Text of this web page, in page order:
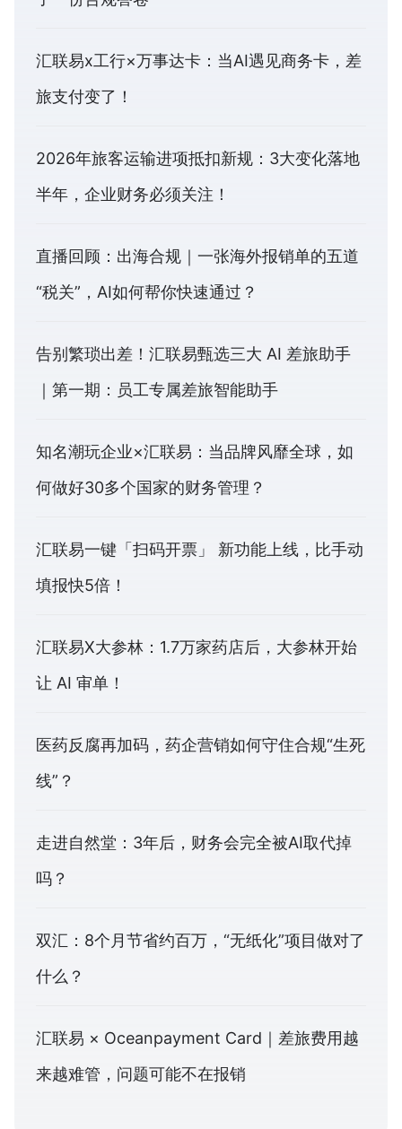
汇联易x工行×万事达卡：当AI遇见商务卡，差
旅支付变了！
2026年旅客运输进项抵扣新规：3大变化落地
半年，企业财务必须关注！
直播回顾：出海合规｜一张海外报销单的五道
“税关”，AI如何帮你快速通过？
告别繁琐出差！汇联易甄选三大 AI 差旅助手
｜第一期：员工专属差旅智能助手
知名潮玩企业×汇联易：当品牌风靡全球，如
何做好30多个国家的财务管理？
汇联易一键「扫码开票」 新功能上线，比手动
填报快5倍！
汇联易X大参林：1.7万家药店后，大参林开始
让 AI 审单！
医药反腐再加码，药企营销如何守住合规“生死
线”？
走进自然堂：3年后，财务会完全被AI取代掉
吗？
双汇：8个月节省约百万，“无纸化”项目做对了
什么？
汇联易 × Oceanpayment Card｜差旅费用越
来越难管，问题可能不在报销